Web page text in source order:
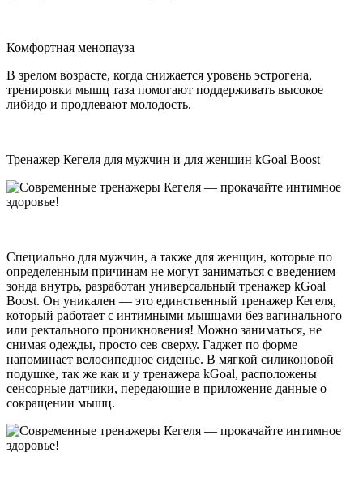
Комфортная менопауза
В зрелом возрасте, когда снижается уровень эстрогена,
тренировки мышц таза помогают поддерживать высокое
либидо и продлевают молодость.
Тренажер Кегеля для мужчин и для женщин kGoal Boost
Специально для мужчин, а также для женщин, которые по
определенным причинам не могут заниматься с введением
зонда внутрь, разработан универсальный тренажер kGoal
Boost. Он уникален — это единственный тренажер Кегеля,
который работает с интимными мышцами без вагинального
или ректального проникновения! Можно заниматься, не
снимая одежды, просто сев сверху. Гаджет по форме
напоминает велосипедное сиденье. В мягкой силиконовой
подушке, так же как и у тренажера kGoal, расположены
сенсорные датчики, передающие в приложение данные о
сокращении мышц.